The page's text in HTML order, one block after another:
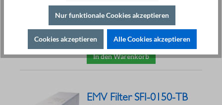
Reduziert Spannungsspitzen
Vermindert Störausstrahlung
In den Warenkorb
EMV Filter SFI-0150-TB
Nur funktionale Cookies akzeptieren
Cookies akzeptieren Alle Cookies akzeptieren